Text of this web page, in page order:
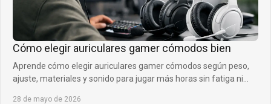
Cómo elegir auriculares gamer cómodos bien
Aprende cómo elegir auriculares gamer cómodos según peso,
ajuste, materiales y sonido para jugar más horas sin fatiga ni
28 de mayo de 2026